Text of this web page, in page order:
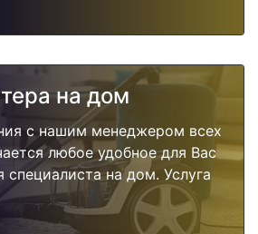
на дом
с нашим менеджером всех
любое удобное для Вас
на дом. Услуга